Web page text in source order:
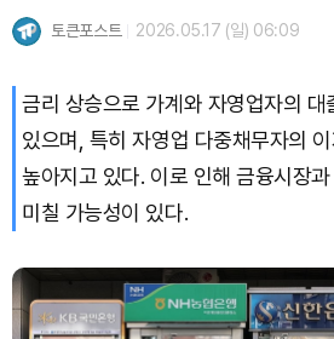
Bitcoin (BTC)
토큰포스트 2026.05.17 (일) 06:09
금리 상승으로 가계와 자영업자의 대
있으며, 특히 자영업 다중채무자의
높아지고 있다. 이로 인해 금융시장
미칠 가능성이 있다.